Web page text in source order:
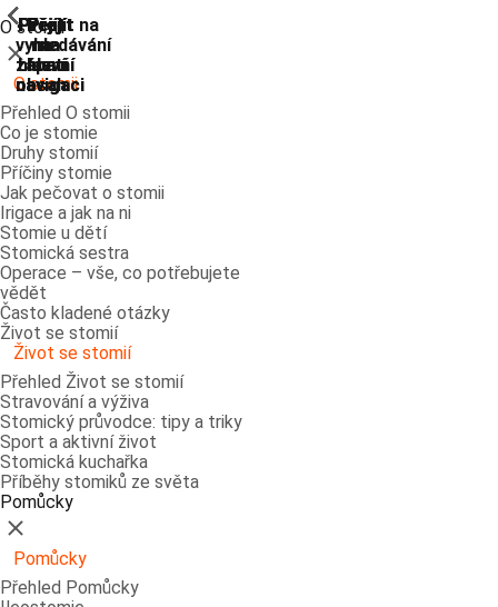
Přejít na
vyhledávání
Přejít
na
hlavní
navigaci
Přejít
na
hlavní
navigaci
Přejít
na
hlavní
obsah
Přejít
na
zápatí
O stomii
ShowPrevious
Zavřít
O stomii
Přehled O stomii
Co je stomie
Druhy stomií
Příčiny stomie
Jak pečovat o stomii
Irigace a jak na ni
Stomie u dětí
Stomická sestra
Operace – vše, co potřebujete
vědět
Často kladené otázky
Život se stomií
ShowPrevious
Život se stomií
Přehled Život se stomií
Stravování a výživa
Stomický průvodce: tipy a triky
Sport a aktivní život
Stomická kuchařka
Příběhy stomiků ze světa
Pomůcky
ShowPrevious
Zavřít
Pomůcky
Přehled Pomůcky
ShowPrevious
ShowPrevious
ShowPrevious
ShowPrevious
ShowPrevious